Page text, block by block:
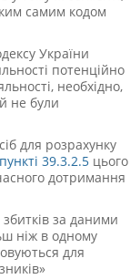
самим кодом
України
потенційно
необхідно,
не були
для розрахунку
39.3.2.5 цього
дотримання
за даними
ніж в одному
для